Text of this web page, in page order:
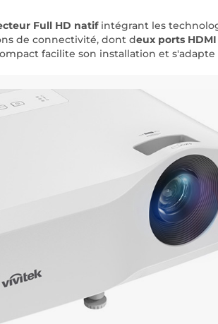
Full HD natifintégrant les
de connectivité, dont deux ports HDMI
facilite son installation et s'adapte